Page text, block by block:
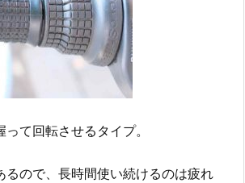
て回転させるタイプ。
るので、長時間使い続けるのは疲れ